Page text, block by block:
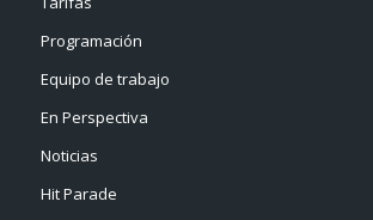
Programación
Equipo de trabajo
En Perspectiva
Noticias
Hit Parade